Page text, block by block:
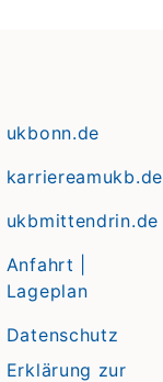
ukbonn.de
karriereamukb.de
ukbmittendrin.de
Anfahrt |
Lageplan
Datenschutz
Erklärung zur